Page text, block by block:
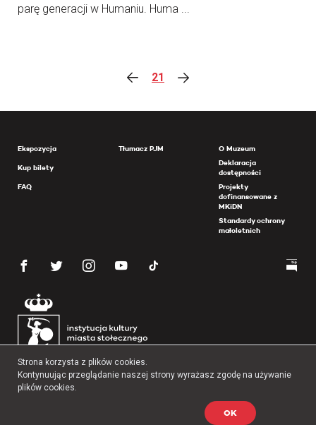
parę generacji w Humaniu. Huma ...
21
Ekspozycja
Kup bilety
FAQ
Tłumacz PJM
O Muzeum
Deklaracja
dostępności
Projekty
dofinansowane z
MKiDN
Standardy ochrony
małoletnich
Copyright 2026 Muzeum Powstania Warszawskiego
Strona korzysta z plików cookies.
Kontynuując przeglądanie naszej strony wyrażasz zgodę na używanie
plików cookies.
OK